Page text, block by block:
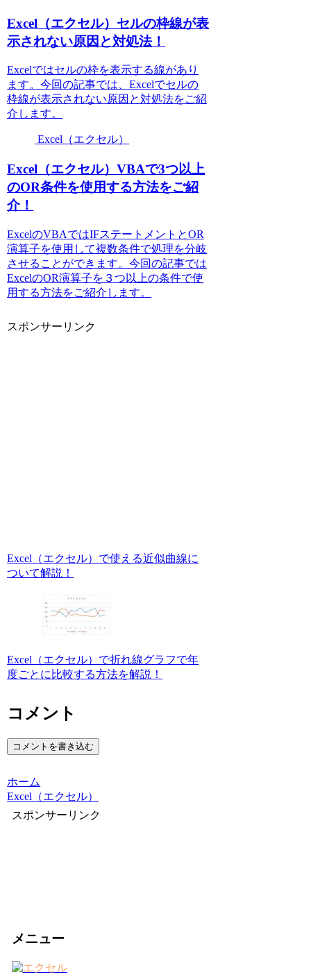
Excel（エクセル）セルの枠線が表
示されない原因と対処法！
Excelではセルの枠を表示する線があり
ます。今回の記事では、Excelでセルの
枠線が表示されない原因と対処法をご紹
介します。
Excel（エクセル）
Excel（エクセル）VBAで3つ以上
のOR条件を使用する方法をご紹
介！
ExcelのVBAではIFステートメントとOR
演算子を使用して複数条件で処理を分岐
させることができます。今回の記事では
ExcelのOR演算子を３つ以上の条件で使
用する方法をご紹介します。
スポンサーリンク
Excel（エクセル）で使える近似曲線に
ついて解説！
Excel（エクセル）で折れ線グラフで年
度ごとに比較する方法を解説！
コメント
コメントを書き込む
ホーム
Excel（エクセル）
スポンサーリンク
メニュー